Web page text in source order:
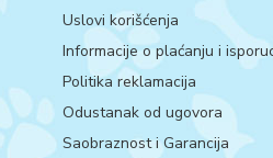
Uslovi korišćenja
Informacije o plaćanju i
Politika reklamacija
Odustanak od ugovora
Saobraznost i Garancija